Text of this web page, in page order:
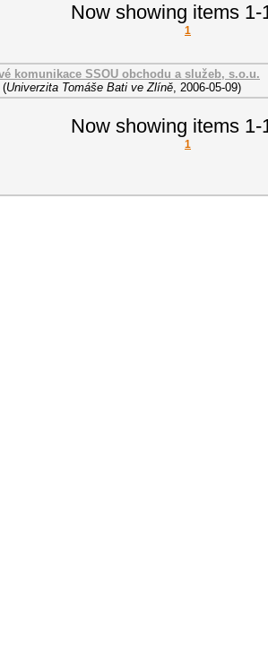
Now showing items 1-
1
komunikace SSOU obchodu a služeb, s.o.u.
(Univerzita Tomáše Bati ve Zlíně 2006-05-09)
Now showing items 1-
1